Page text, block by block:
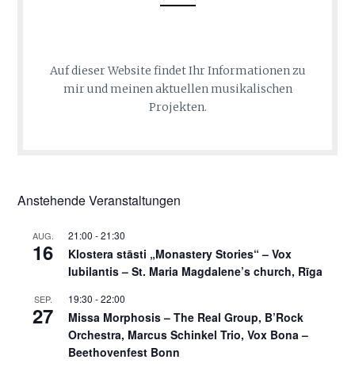
Auf dieser Website findet Ihr Informationen zu
mir und meinen aktuellen musikalischen
Projekten.
Anstehende Veranstaltungen
AUG.
16
21:00 -21:30
Klostera stāsti „Monastery Stories“ – Vox
Iubilantis – St. Maria Magdalene’s church, Rīga
SEP.
27
19:30 -22:00
Missa Morphosis – The Real Group, B’Rock
Orchestra, Marcus Schinkel Trio, Vox Bona –
Beethovenfest Bonn